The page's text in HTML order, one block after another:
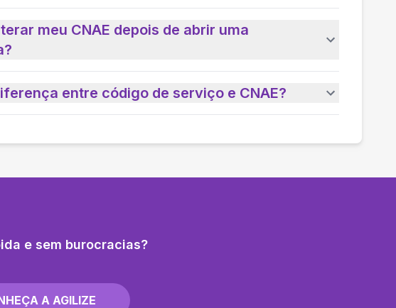
meu CNAE depois de abrir uma
entre código de serviço e CNAE?
e sem burocracias?
A AGILIZE